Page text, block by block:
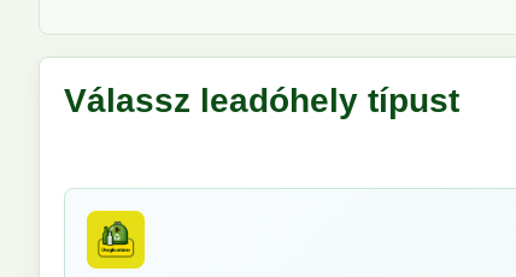
Válassz leadóhely típust